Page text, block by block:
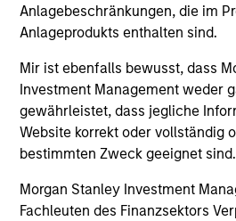
Anlagebeschränkungen, die im
Anlageprodukts enthalten sind.
Mir ist ebenfalls bewusst, dass
Investment Management weder
gewährleistet, dass jegliche
Website korrekt oder vollständig
bestimmten Zweck geeignet sind.
Morgan Stanley Investment
Fachleuten des Finanzsektors
Umfasst Regionen und
Breite Spanne an
Kundenbedürfnissen
Dort tätig, wo wir
Exzellenz haben